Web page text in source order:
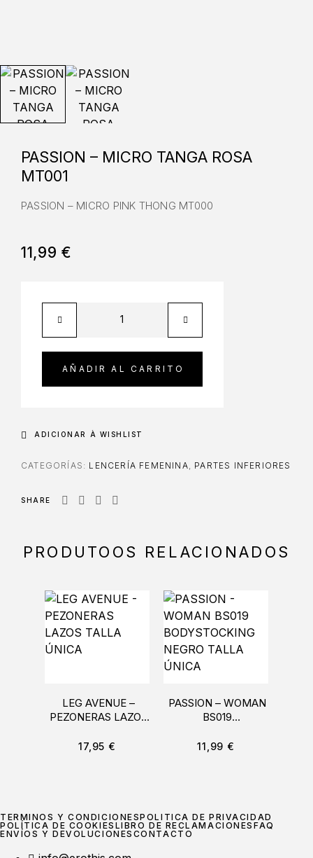
PASSION – MICRO TANGA ROSA
MT001
PASSION – MICRO PINK THONG MT000
11,99 €
AÑADIR AL CARRITO
ADICIONAR À WISHLIST
CATEGORÍAS: LENCERÍA FEMENINA PARTES INFERIORES
SHARE
PRODUTOOS RELACIONADOS
LEG AVENUE –
PEZONERAS LAZOS
17,95 €
PASSION – WOMAN
BS019
NEGRO TALLA
11,99 €
TÉRMINOS Y CONDICIONESPOLÍTICA DE PRIVACIDAD
POLÍTICA DE COOKIES LIBRO DE RECLAMACIONES FAQ
ENVÍOS Y DEVOLUCIONES CONTACTO